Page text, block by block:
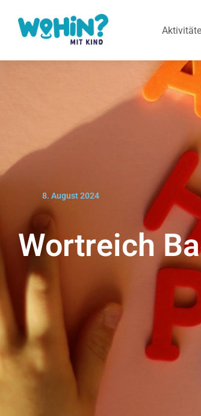
8. August 2024
Wortreich